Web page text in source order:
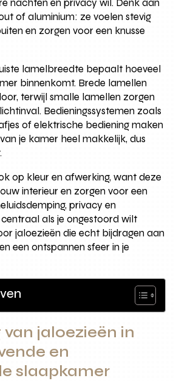
nachten en privacy wil. Denk aan
of aluminium: ze voelen stevig
en zorgen voor een knusse
lamelbreedte bepaalt hoeveel
binnenkomt. Brede lamellen
terwijl smalle lamellen zorgen
Bedieningssystemen zoals
of elektrische bediening maken
je kamer heel makkelijk, dus
op kleur en afwerking, want deze
interieur en zorgen voor een
privacy en
als je ongestoord wilt
jaloezieën die echt bijdragen aan
een ontspannen sfeer in je
jaloezieën in
en
slaapkamer